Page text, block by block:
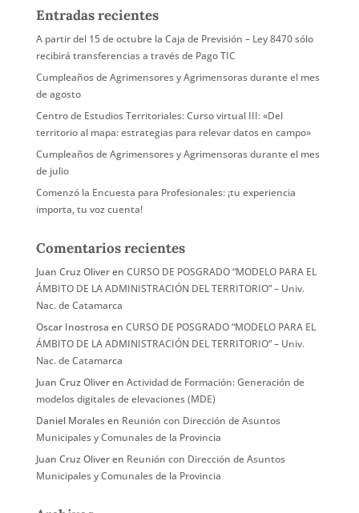
Entradas recientes
A partir del 15 de octubre la Caja de Previsión – Ley 8470 sólo
recibirá transferencias a través de Pago TIC
Cumpleaños de Agrimensores y Agrimensoras durante el mes
de agosto
Centro de Estudios Territoriales: Curso virtual III: «Del
territorio al mapa: estrategias para relevar datos en campo»
Cumpleaños de Agrimensores y Agrimensoras durante el mes
de julio
Comenzó la Encuesta para Profesionales: ¡tu experiencia
importa, tu voz cuenta!
Comentarios recientes
Juan Cruz Oliveren CURSO DE POSGRADO “MODELO PARA EL
ÁMBITO DE LA ADMINISTRACIÓN DEL TERRITORIO” – Univ.
Nac. de Catamarca
Oscar Inostrosa en CURSO DE POSGRADO “MODELO PARA EL
ÁMBITO DE LA ADMINISTRACIÓN DEL TERRITORIO” – Univ.
Nac. de Catamarca
Juan Cruz Oliveren Actividad de Formación: Generación de
modelos digitales de elevaciones (MDE)
Daniel Moralesen Reunión con Dirección de Asuntos
Municipales y Comunales de la Provincia
Juan Cruz Oliveren Reunión con Dirección de Asuntos
Municipales y Comunales de la Provincia